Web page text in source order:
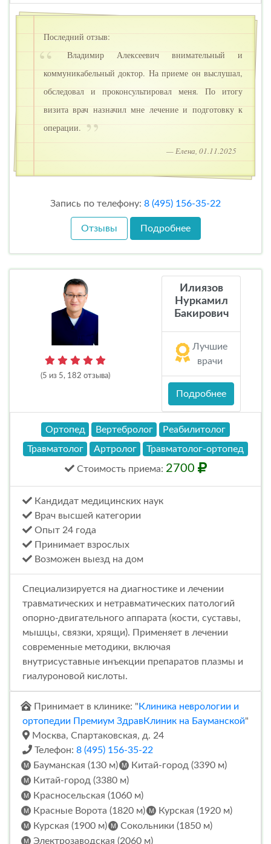
Последний отзыв:
Владимир Алексеевич внимательный и
коммуникабельный доктор. На приеме он выслушал,
обследовал и проконсультировал меня. По итогу
визита врач назначил мне лечение и подготовку к
операции.
— Елена, 01.11.2025
Запись по телефону: 8 (495) 156-35-22
Отзывы Подробнее
(5 из 5, 182 отзыва)
Илиязов
Нуркамил
Бакирович
Лучшие
врачи
Подробнее
Ортопед Вертебролог
Реабилитолог
Травматолог
Артролог Травматолог-ортопед
Стоимость приема: 2700
Кандидат медицинских наук
Врач высшей категории
Опыт 24 года
Принимает взрослых
Возможен выезд на дом
Специализируется на диагностике и лечении
травматических и нетравматических патологий
опорно-двигательного аппарата (кости, суставы,
мышцы, связки, хрящи). Применяет в лечении
современные методики, включая
внутрисуставные инъекции препаратов плазмы и
гиалуроновой кислоты.
Принимает в клинике: " Клиника неврологии и
ортопедии Премиум ЗдравКлиник на Бауманской"
Москва, Спартаковская, д. 24
Телефон: 8 (495) 156-35-22
Бауманская (130 м)
Китай-город (3390 м)
Китай-город (3380 м)
Красносельская (1060 м)
Красные Ворота (1820 м)
Курская (1920 м)
Курская (1900 м)
Сокольники (1850 м)
Электрозаводская (2060 м)